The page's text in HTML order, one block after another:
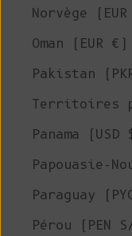
Norvège
Oman (EUR €)
Pakistan
Territoires
Panama (USD
Papouasie-
Paraguay
Pérou (PEN